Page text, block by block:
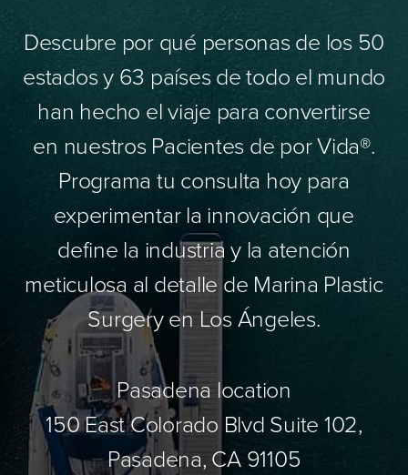
Descubre por qué personas de los 50
estados y 63 países de todo el mundo
han hecho el viaje para convertirse
en nuestros Pacientes de por Vida®.
Programa tu consulta hoy para
experimentar la innovación que
define la industria y la atención
meticulosa al detalle de Marina Plastic
Surgery en Los Ángeles.
Pasadena location
150 East Colorado Blvd Suite 102,
Pasadena, CA 91105